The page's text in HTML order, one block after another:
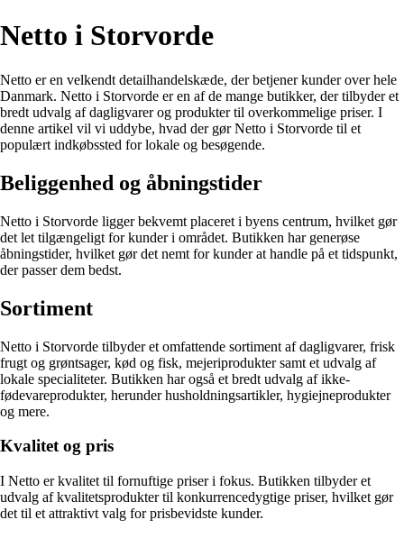
Netto i Storvorde
Netto er en velkendt detailhandelskæde, der betjener kunder over hele
Danmark. Netto i Storvorde er en af de mange butikker, der tilbyder et
bredt udvalg af dagligvarer og produkter til overkommelige priser. I
denne artikel vil vi uddybe, hvad der gør Netto i Storvorde til et
populært indkøbssted for lokale og besøgende.
Beliggenhed og åbningstider
Netto i Storvorde ligger bekvemt placeret i byens centrum, hvilket gør
det let tilgængeligt for kunder i området. Butikken har generøse
åbningstider, hvilket gør det nemt for kunder at handle på et tidspunkt,
der passer dem bedst.
Sortiment
Netto i Storvorde tilbyder et omfattende sortiment af dagligvarer, frisk
frugt og grøntsager, kød og fisk, mejeriprodukter samt et udvalg af
lokale specialiteter. Butikken har også et bredt udvalg af ikke-
fødevareprodukter, herunder husholdningsartikler, hygiejneprodukter
og mere.
Kvalitet og pris
I Netto er kvalitet til fornuftige priser i fokus. Butikken tilbyder et
udvalg af kvalitetsprodukter til konkurrencedygtige priser, hvilket gør
det til et attraktivt valg for prisbevidste kunder.